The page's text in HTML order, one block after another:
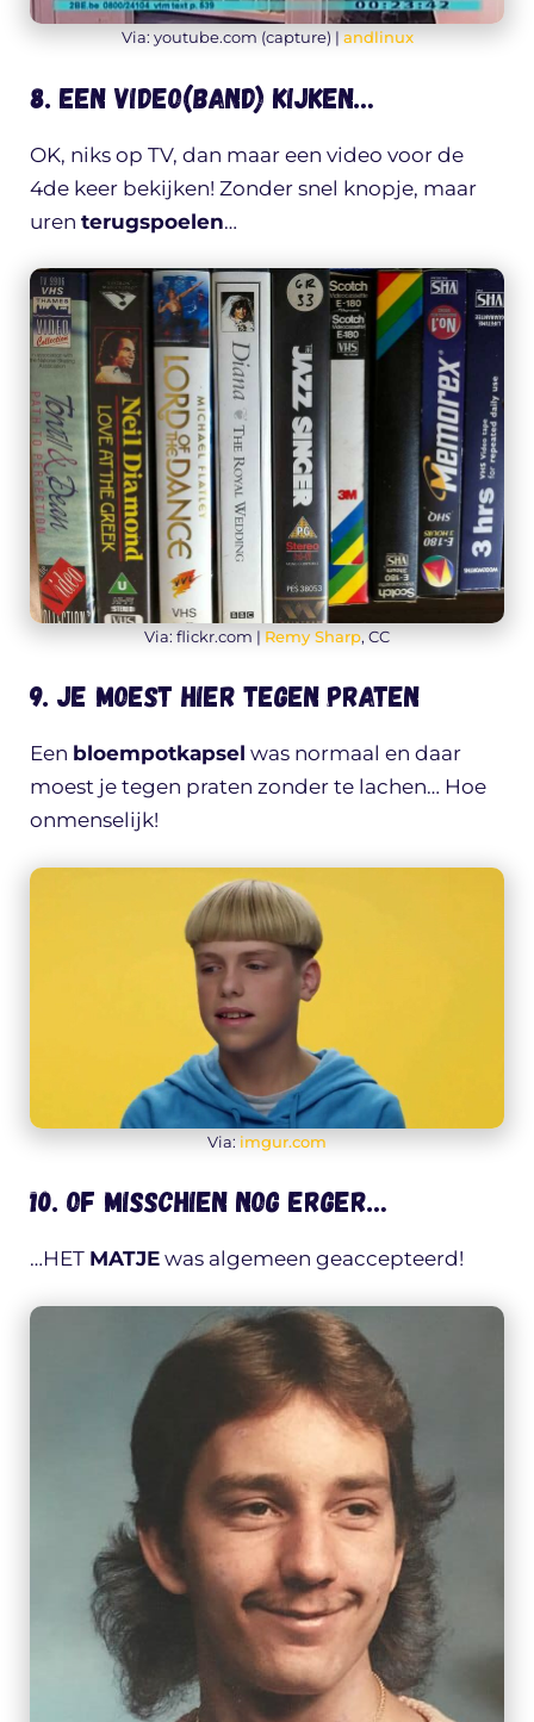
Via: youtube.com (capture) | andlinux
8. Een video(band) kijken…
OK, niks op TV, dan maar een video voor de
4de keer bekijken! Zonder snel knopje, maar
uren terugspoelen…
Via: flickr.com | Remy Sharp, CC
9. Je moest hier tegen praten
Een bloempotkapsel was normaal en daar
moest je tegen praten zonder te lachen… Hoe
onmenselijk!
Via: imgur.com
10. Of misschien nog erger…
…HET MATJE was algemeen geaccepteerd!